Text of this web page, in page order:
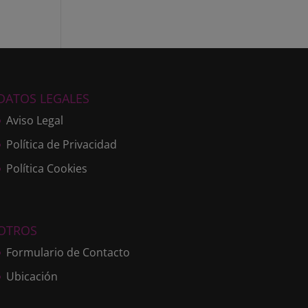
LEGALES
Aviso Legal
Política de Privacidad
Política Cookies
Formulario de Contacto
Ubicación